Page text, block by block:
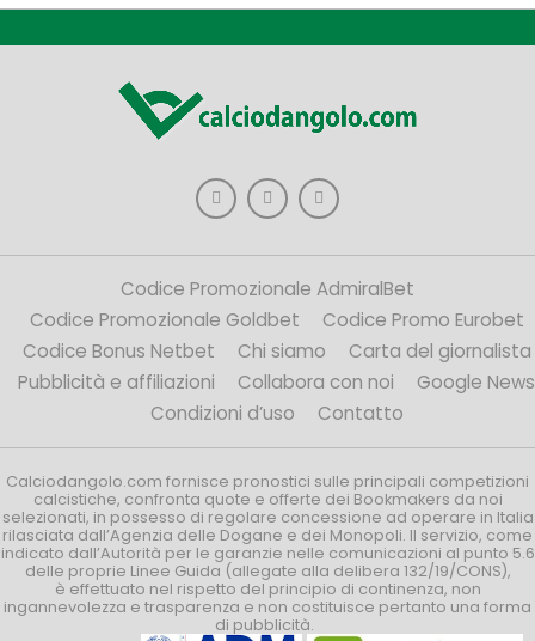
Codice Promozionale AdmiralBet
Codice Promozionale Goldbet
Codice Promo Eurobet
Codice Bonus Netbet
Chi siamo
Carta del giornalista
Pubblicità e affiliazioni
Collabora con noi
Google News
Condizioni d’uso
Contatto
Calciodangolo.com fornisce pronostici sulle principali competizioni
calcistiche, confronta quote e offerte dei Bookmakers da noi
selezionati, in possesso di regolare concessione ad operare in Italia
rilasciata dall’Agenzia delle Dogane e dei Monopoli. Il servizio, come
indicato dall’Autorità per le garanzie nelle comunicazioni al punto 5.6
delle proprie Linee Guida (allegate alla delibera 132/19/CONS),
è effettuato nel rispetto del principio di continenza, non
ingannevolezza e trasparenza e non costituisce pertanto una forma
di pubblicità.